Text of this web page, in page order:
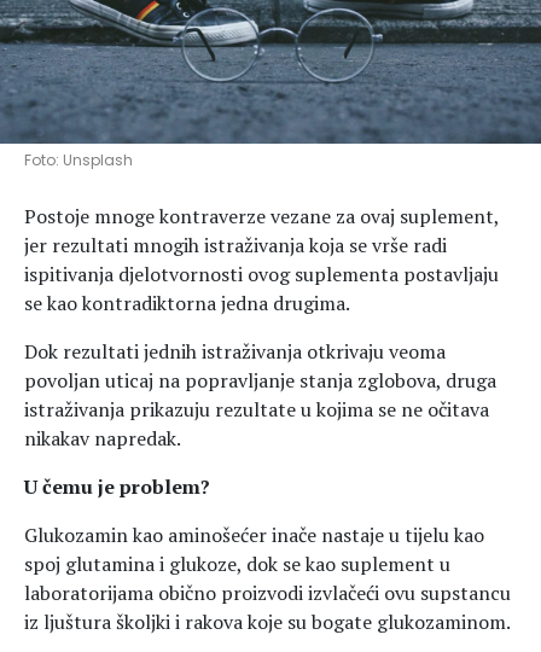
Foto: Unsplash
Postoje mnoge kontraverze vezane za ovaj suplement,
jer rezultati mnogih istraživanja koja se vrše radi
ispitivanja djelotvornosti ovog suplementa postavljaju
se kao kontradiktorna jedna drugima.
Dok rezultati jednih istraživanja otkrivaju veoma
povoljan uticaj na popravljanje stanja zglobova, druga
istraživanja prikazuju rezultate u kojima se ne očitava
nikakav napredak.
U čemu je problem?
Glukozamin kao aminošećer inače nastaje u tijelu kao
spoj glutamina i glukoze, dok se kao suplement u
laboratorijama obično proizvodi izvlačeći ovu supstancu
iz ljuštura školjki i rakova koje su bogate glukozaminom.